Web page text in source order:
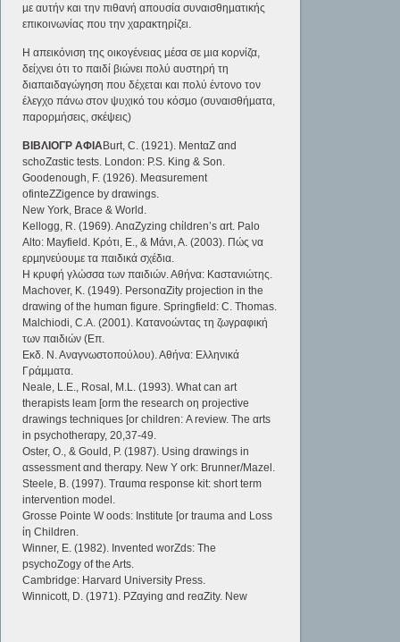
µε αυτήν και την πιθανή απουσία συναισθηµατικής
επικοινωνίας που την χαρακτηρίζει.
Η απεικόνιση της οικογένειας µέσα σε µια κορνίζα,
δείχνει ότι το παιδί βιώνει πολύ αυστηρή τη
διαπαιδαγώγηση που δέχεται και πολύ έντονο τον
έλεγχο πάνω στον ψυχικό του κόσµο (συναισθήµατα,
παρορµήσεις, σκέψεις)
ΒΙΒΛΙΟΓΡ ΑΦΙΑBurt, C. (1921). MentαZ αnd
schoZαstic tests. London: P.S. King & Son.
Goodenough, F. (1926). Meαsurement
ofinteZZigence by drαwings.
New York, Brace & World.
Kellogg, R. (1969). AnαZyzing chίldren’s αrt. Palo
Alto: Mayfield. Κρότι, Ε., & Μάνι, Α. (2003). Πώς να
ερµηνεύουµε τα παιδικά σχέδια.
Η κρυφή γλώσσα των παιδιών. Αθήνα: Καστανιώτης.
Machover, Κ. (1949). PersonαZity projection in the
drαwing of the humαn figure. Springfield: C. Thomas.
Malchiodi, C.A. (2001). Κατανοώντας τη ζωγραφική
των παιδιών (Επ.
Εκδ. Ν. Αναγνωστοπούλου). Αθήνα: Ελληνικά
Γράµµατα.
Neale, L.E., Rosal, M.L. (1993). What can art
therapists leam [orm the research οη projective
drawings techniques [or children: Α review. The αrts
in psychotherαpy, 20,37-49.
Oster, Ο., & Gould, Ρ. (1987). Using drαwings in
αssessment αnd therαpy. New Υ ork: Brunner/Mazel.
Steele, Β. (1997). Trαumα response kit: short term
intervention model.
Grosse Pointe W oods: Institute [or trauma and Loss
ίη Children.
Winner, Ε. (1982). Invented worZds: The
psychoZogy of the Arts.
Cambridge: Harvard University Press.
Winnicott, D. (1971). PZαying αnd reαZity. New